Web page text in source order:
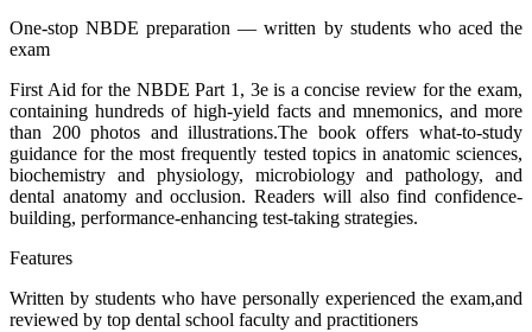
One-stop NBDE preparation — written by students who aced the
exam
First Aid for the NBDE Part 1, 3e is a concise review for the exam,
containing hundreds of high-yield facts and mnemonics, and more
than 200 photos and illustrations.The book offers what-to-study
guidance for the most frequently tested topics in anatomic sciences,
biochemistry and physiology, microbiology and pathology, and
dental anatomy and occlusion. Readers will also find confidence-
building, performance-enhancing test-taking strategies.
Features
Written by students who have personally experienced the exam,and
reviewed by top dental school faculty and practitioners